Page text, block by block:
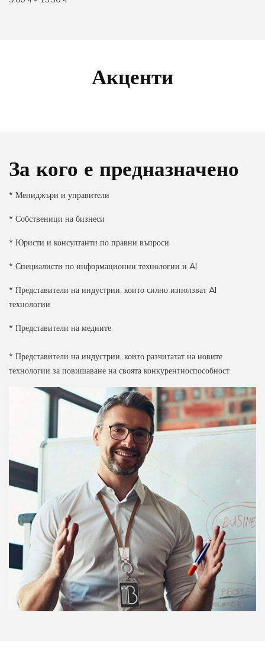
Акценти
За кого е предназначено
* Мениджъри и управители
* Собственици на бизнеси
* Юристи и консултанти по правни въпроси
* Специалисти по информационни технологии и AI
* Представители на индустрии, които силно използват AI
технологии
* Представители на медиите
* Представители на индустрии, които разчитатат на новите
технологии за повишаване на своята конкурентноспособност